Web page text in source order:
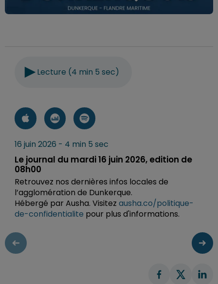
Lecture (4 min 5 sec)
16 juin 2026 - 4 min 5 sec
Le journal du mardi 16 juin 2026, edition de
08h00
Retrouvez nos dernières infos locales de
l’agglomération de Dunkerque.
Hébergé par Ausha. Visitez ausha.co/politique-
de-confidentialite pour plus d'informations.